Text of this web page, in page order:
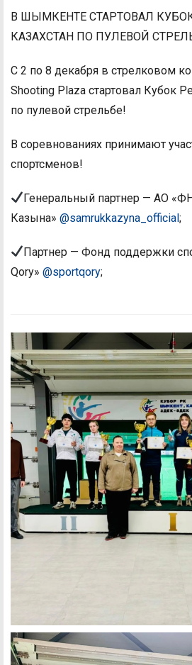
В ШЫМКЕНТЕ СТАРТОВАЛ
КАЗАХСТАН ПО ПУЛЕВОЙ
С 2 по 8 декабря в стрелковом
Shooting Plaza стартовал Кубок
по пулевой стрельбе!
В соревнованиях принимают
спортсменов!
Генеральный партнер — АО
Казына» @samrukkazyna_official;
Партнер — Фонд поддержки
Qory» @sportqory;